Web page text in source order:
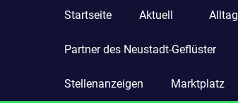
Startseite Aktuell Alltag
Partner des Neustadt-Geflüster
Stellenanzeigen Marktplatz